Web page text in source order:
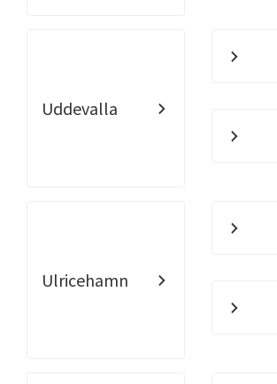
Uddevalla
Ulricehamn